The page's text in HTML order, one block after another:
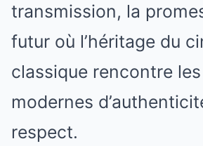
transmission, la
futur où l’héritage du
classique rencontre
modernes
respect.